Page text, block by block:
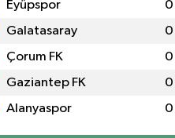
Eyüpspor 0
Galatasaray 0
Çorum FK 0
Gaziantep FK 0
Alanyaspor 0